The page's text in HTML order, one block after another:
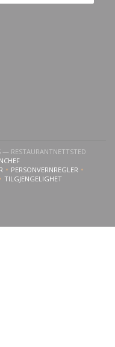
— RESTAURANTNETTSTED
((ÅPNER I ET NYTT VINDU))
I ET NYTT VINDU))
PERSONVERNREGLER
((ÅPNER I ET NYTT
VINDU))
TILGJENGELIGHET((ÅPNER I ET NYTT VINDU))